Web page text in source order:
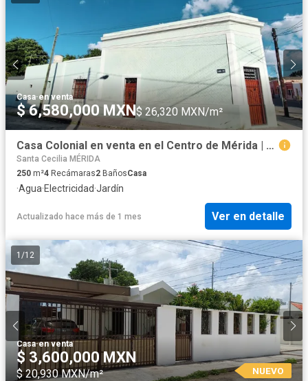
Casa·en venta
$ 6,580,000 MXN$ 26,320 MXN/m²
Casa Colonial en venta en el Centro de Mérida | 6 Cajones de Estacionamiento
Santa Cecilia MÉRIDA
250 m²4 Recámaras2 BañosCasa
·Agua·Electricidad·Jardín
Actualizado hace más de 1 mes Ver en detalle
1 /12
Casa·en venta
$ 3,600,000 MXN
$ 20,930 MXN/m² NUEVO